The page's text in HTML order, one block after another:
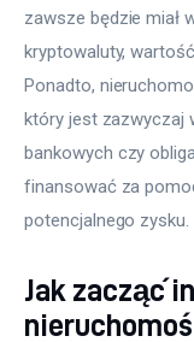
zawsze będzie miał
kryptowaluty,
Ponadto,
który jest zazwyczaj
bankowych czy
finansować za
potencjalnego zysku.
Jak zacząć